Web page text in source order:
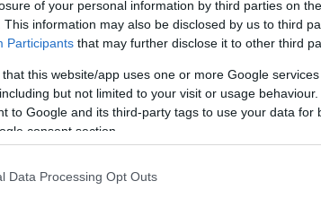
of your personal information by third parties on
This information may also be disclosed by us to third
Participants that may further disclose it to other third
that this website/app uses one or more Google
but not limited to your visit or usage
to Google and its third-party tags to use your data for
consent section.
Data Processing Opt Outs
από 4 έως 14, στις Κυκλάδες από 8
Κρήτη από 10 έως 16 βαθμούς
το τέλος του εικοσιτετραώρου.
διευθύνσεις 5 έως 7 και τοπικά
στα νότια θα στραφούν σε δυτικούς
στα βόρεια θα στραφούν σε
7 Μποφόρ. Στο Ιόνιο οι άνεμοι θα